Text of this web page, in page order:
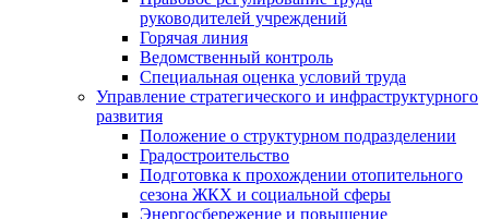
руководителей учреждений
Горячая линия
Ведомственный контроль
Специальная оценка условий труда
Управление стратегического и инфраструктурного
развития
Положение о структурном подразделении
Градостроительство
Подготовка к прохождении отопительного
сезона ЖКХ и социальной сферы
Энергосбережение и повышение